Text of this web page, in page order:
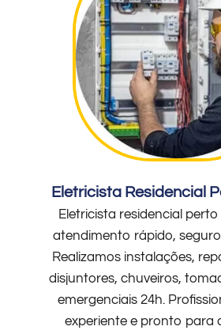
Eletricista Residencial
Eletricista residencial
atendimento rápido,
Realizamos instalações,
disjuntores, chuveiros,
emergenciais 24h.
experiente e pronto para